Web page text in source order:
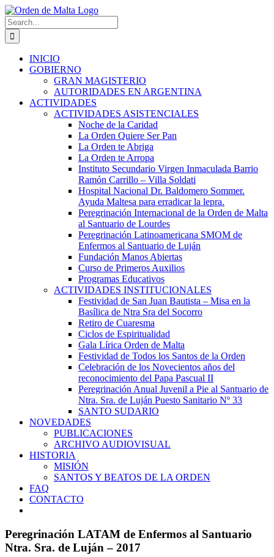
Skip
to
content
Search
for:
INICIO
GOBIERNO
GRAN MAGISTERIO
AUTORIDADES EN ARGENTINA
ACTIVIDADES
ACTIVIDADES ASISTENCIALES
Noche de la Caridad
La Orden Quiere Ser Pan
La Orden te Abriga
La Orden te Arropa
Instituto Secundario Virgen Inmaculada Barrio
Ramón Carrillo – Villa Soldati
Hospital Nacional Dr. Baldomero Sommer.
Ayuda Maltesa para erradicar la lepra.
Peregrinación Internacional de la Orden de Malta
al Santuario de Lourdes
Peregrinación Latinoamericana SMOM de
Enfermos al Santuario de Luján
Fundación Manos Abiertas
Curso de Primeros Auxilios
Programas Educativos
ACTIVIDADES INSTITUCIONALES
Festividad de San Juan Bautista – Misa en la
Basílica de Ntra Sra del Socorro
Retiro de Cuaresma
Ciclos de Espiritualidad
Gala Lírica Orden de Malta
Festividad de Todos los Santos de la Orden
Celebración de los Novecientos años del
reconocimiento del Papa Pascual II
Peregrinación Anual Juvenil a Pie al Santuario de
Ntra. Sra. de Luján Puesto Sanitario Nº 33
SANTO SUDARIO
NOVEDADES
PUBLICACIONES
ARCHIVO AUDIOVISUAL
HISTORIA
MISIÓN
SANTOS Y BEATOS DE LA ORDEN
FAQ
CONTACTO
Peregrinación LATAM de Enfermos al Santuario
Ntra. Sra. de Luján – 2017